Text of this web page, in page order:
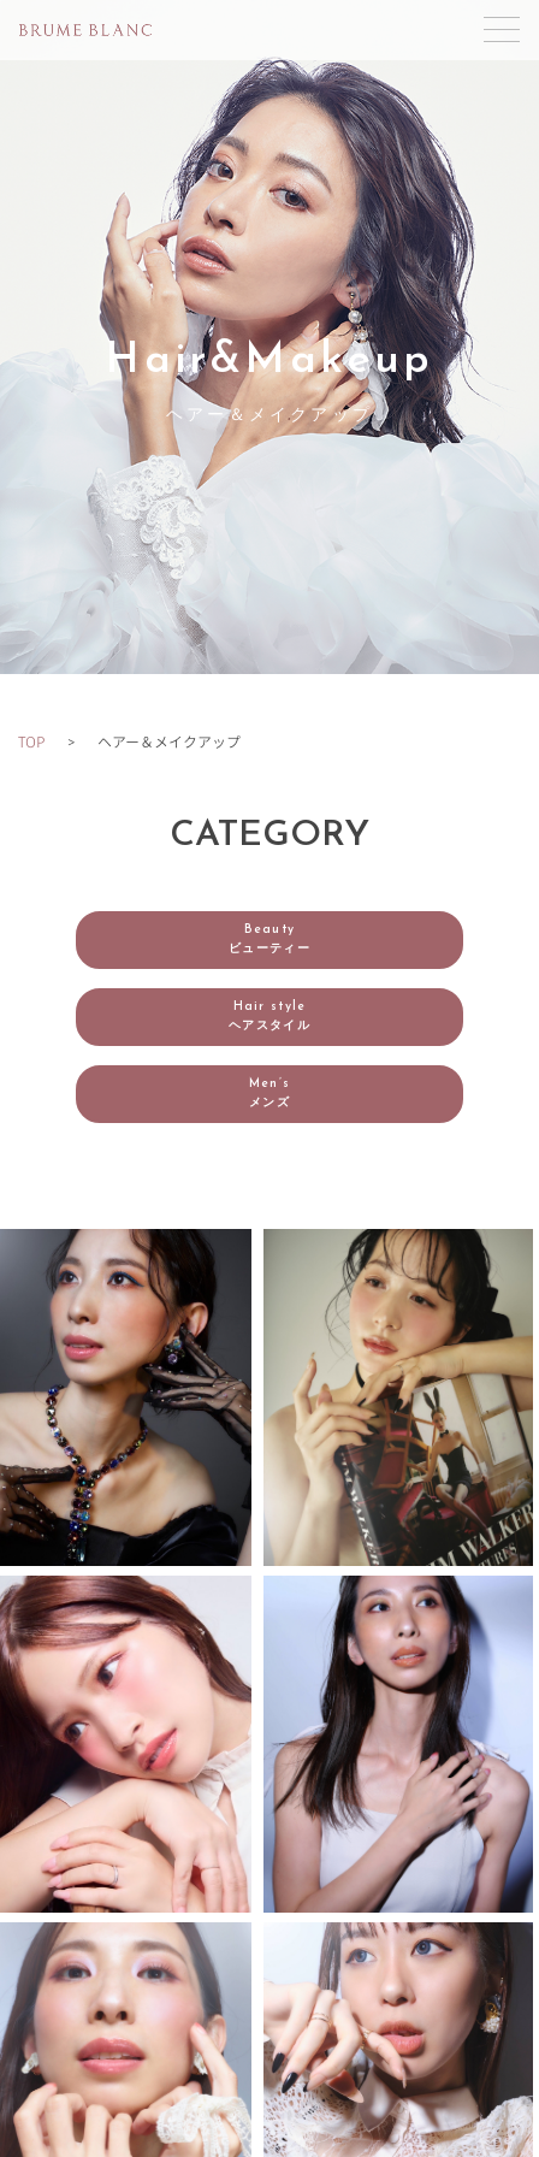
Hair&Makeup
ヘアー＆メイクアップ
TOP ヘアー＆メイクアップ
CATEGORY
Beauty
ビューティー
Hair style
ヘアスタイル
Men’s
メンズ